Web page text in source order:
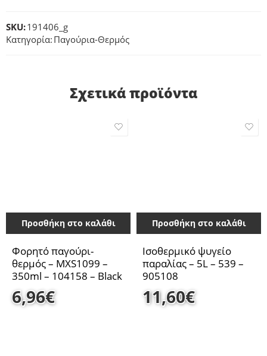
SKU:191406_g
Κατηγορία: Παγούρια-Θερμός
Σχετικά προϊόντα
Προσθήκη στο καλάθι
Φορητό παγούρι-
θερμός – MXS1099 –
350ml – 104158 – Black
6,96€
Προσθήκη στο καλάθι
Ισοθερμικό ψυγείο
παραλίας – 5L – 539 –
905108
11,60€